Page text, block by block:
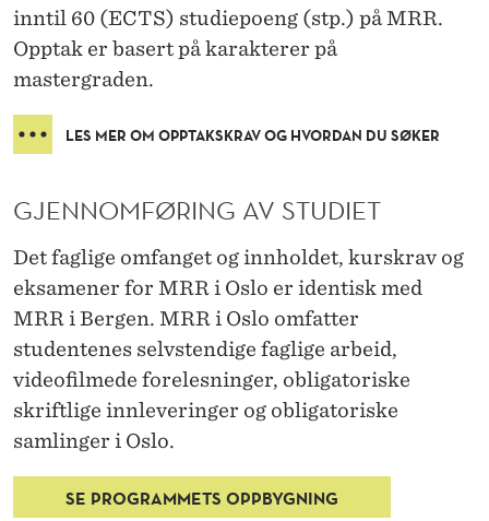
inntil 60 (ECTS) studiepoeng (stp.) på MRR.
Opptak er basert på karakterer på
mastergraden.
LES MER OM OPPTAKSKRAV OG HVORDAN DU SØKER
GJENNOMFØRING AV STUDIET
Det faglige omfanget og innholdet, kurskrav og
eksamener for MRR i Oslo er identisk med
MRR i Bergen. MRR i Oslo omfatter
studentenes selvstendige faglige arbeid,
videofilmede forelesninger, obligatoriske
skriftlige innleveringer og obligatoriske
samlinger i Oslo.
SE PROGRAMMETS OPPBYGNING